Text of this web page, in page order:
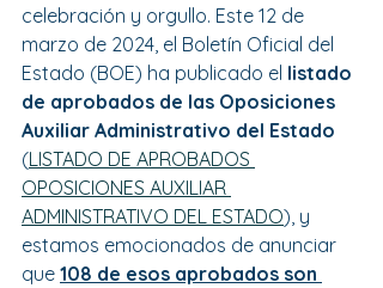
celebración y orgullo. Este 12 de
marzo de 2024, el Boletín Oficial del
Estado (BOE) ha publicado el listado
de aprobados de las Oposiciones
Auxiliar Administrativo del Estado
(LISTADO DE APROBADOS
OPOSICIONES AUXILIAR
ADMINISTRATIVO DEL ESTADO), y
estamos emocionados de anunciar
que 108 de esos aprobados son